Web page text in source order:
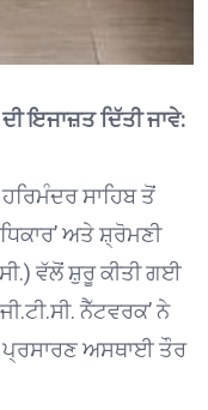
ਇਜਾਜ਼ਤ ਦਿੱਤੀ ਜਾਵੇ:
ਸਾਹਿਬ ਤੋਂ
ਅਤੇ ਸ਼੍ਰੋਮਣੀ
ਵੱਲੋਂ ਸ਼ੁਰੂ ਕੀਤੀ ਗਈ
ਨੈੱਟਵਰਕ’ ਨੇ
ਪ੍ਰਸਾਰਣ ਅਸਥਾਈ ਤੌਰ